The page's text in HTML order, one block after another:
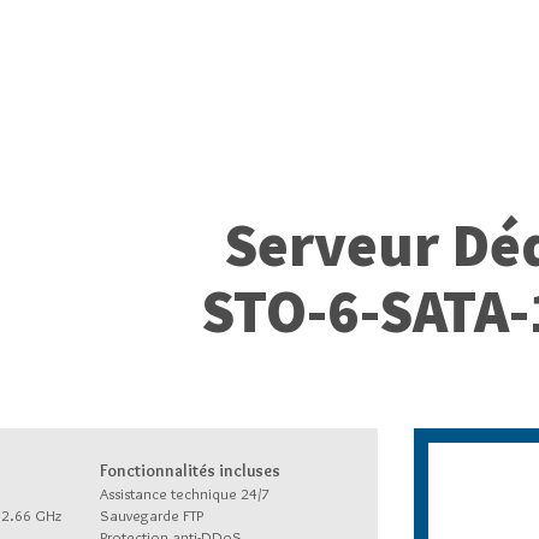
Serveur
STO-6-
GHz
Fonctionnalités incluses
Assistance technique 24/7
Sauvegarde FTP